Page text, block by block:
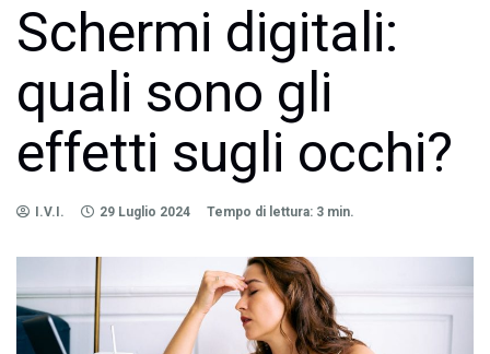
Schermi digitali:
quali sono gli
effetti sugli occhi?
I.V.I. 29 Luglio 2024 Tempo di lettura: 3 min.